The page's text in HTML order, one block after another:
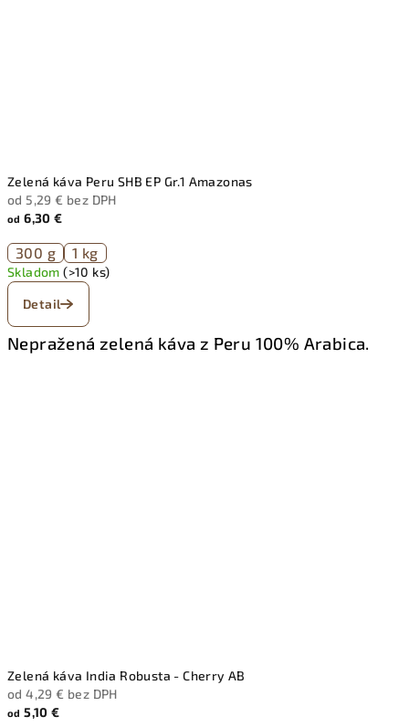
Zelená káva Peru SHB EP Gr.1 Amazonas
od 5,29 € bez DPH
od 6,30 €
300 g 1 kg
Skladom(>10 ks)
Detail
Nepražená zelená káva z Peru 100% Arabica.
Zelená káva India Robusta - Cherry AB
od 4,29 € bez DPH
od 5,10 €